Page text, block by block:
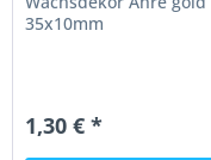
35x10mm
1,30 € *